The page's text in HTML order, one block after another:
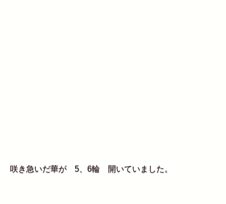
咲き急いだ華が 5、6輪 開いていました。